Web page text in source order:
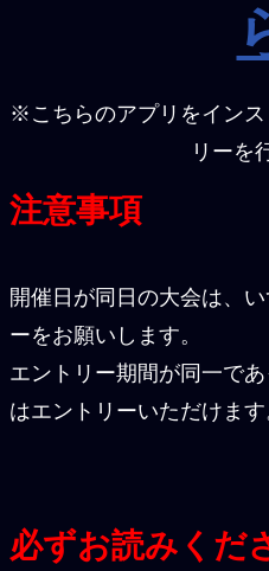
※こちらのアプリをイン
リーを
注意事項
開催日が同日の大会は、
ーをお願いします。
エントリー期間が同一で
はエントリーいただけます
必ずお読みくだ